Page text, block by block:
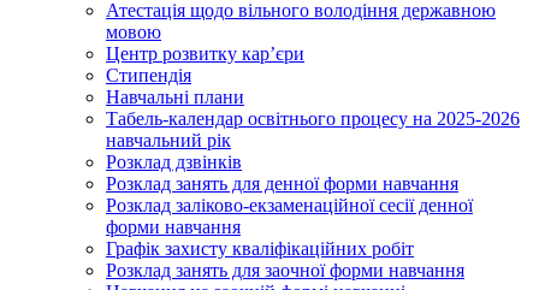
Атестація щодо вільного володіння державною
мовою
Центр розвитку кар’єри
Стипендія
Навчальні плани
Табель-календар освітнього процесу на 2025-2026
навчальний рік
Розклад дзвінків
Розклад занять для денної форми навчання
Розклад заліково-екзаменаційної сесії денної
форми навчання
Графік захисту кваліфікаційних робіт
Розклад занять для заочної форми навчання